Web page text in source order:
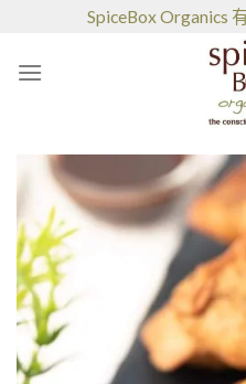
SpiceBox Organics